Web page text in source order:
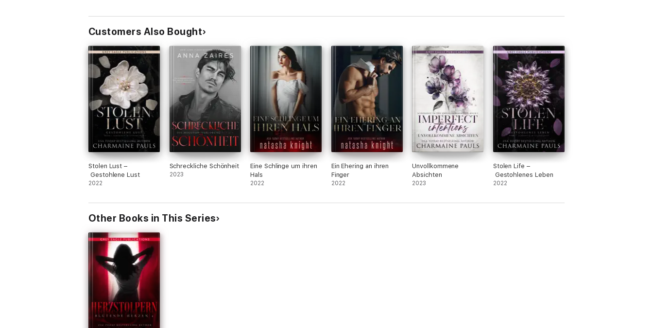
Customers Also Bought
Stolen Lust –
Gestohlene Lust
2022
Schreckliche Schönheit
2023
Eine Schlinge um ihren
Hals
2022
Ein Ehering an ihren
Finger
2022
Unvollkommene
Absichten
2023
Stolen Life –
Gestohlenes Leben
2022
Other Books in This Series